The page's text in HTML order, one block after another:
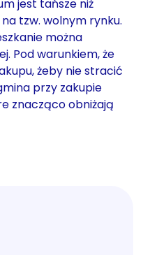
jest tańsze niż
tzw. wolnym rynku.
można
Pod warunkiem, że
żeby nie stracić
przy zakupie
znacząco obniżają